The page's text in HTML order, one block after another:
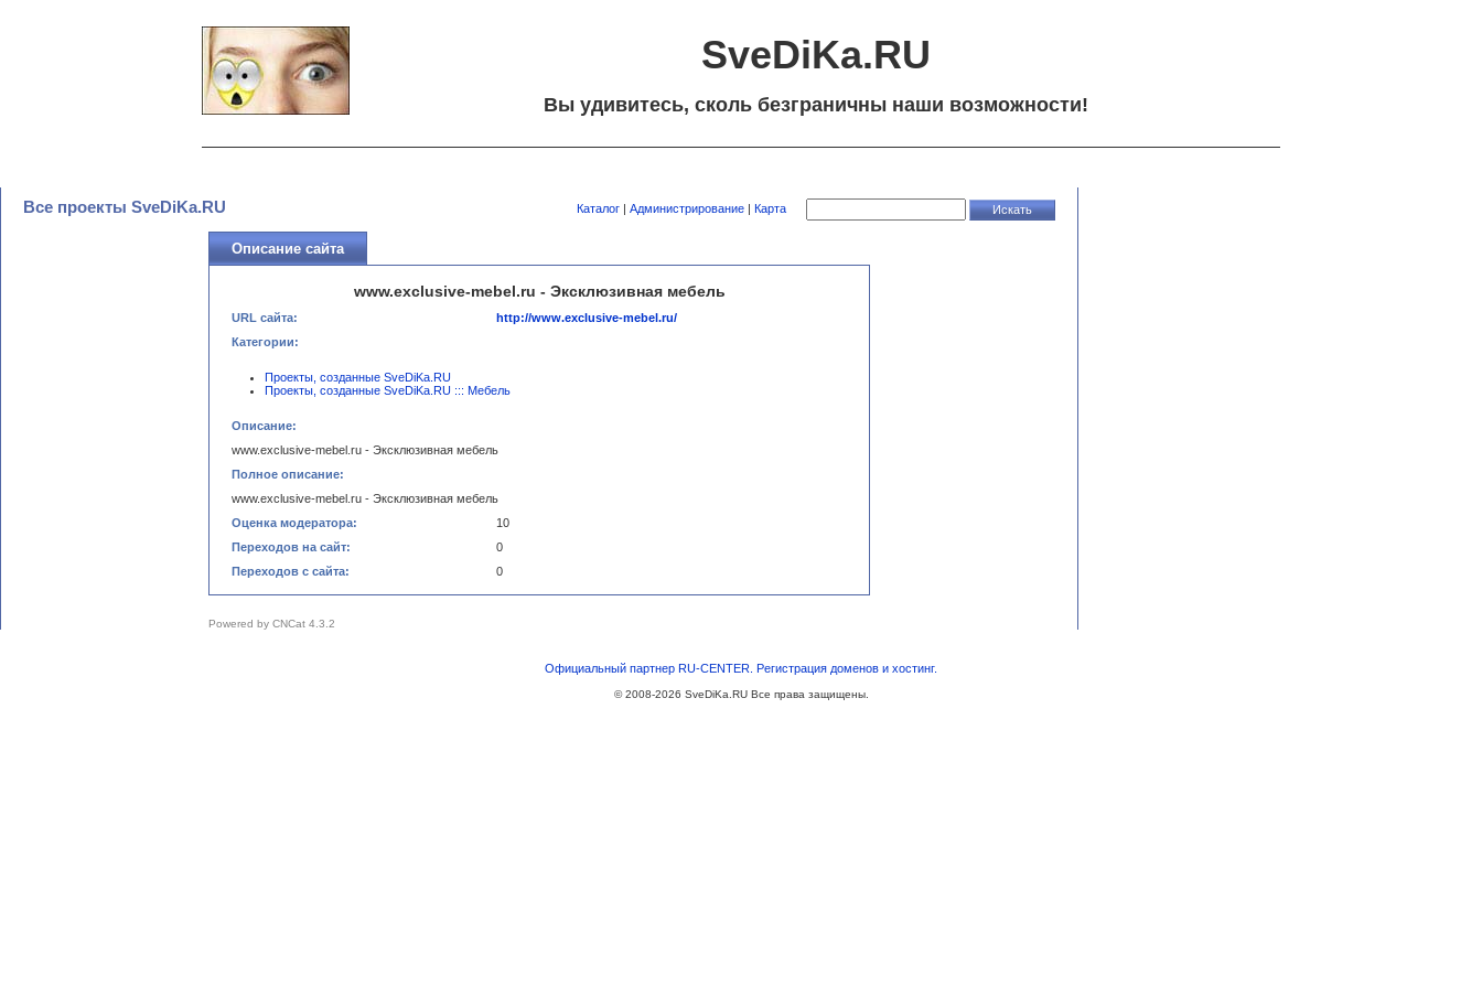
SveDiKa.RU
Вы удивитесь, сколь безграничны наши возможности!
Все проекты SveDiKa.RU Каталог | Администрирование | Карта
Описание сайта
www.exclusive-mebel.ru - Эксклюзивная мебель
URL сайта:
http://www.exclusive-mebel.ru/
Категории:
Проекты, созданные SveDiKa.RU
Проекты, созданные SveDiKa.RU ::: Мебель
Описание:
www.exclusive-mebel.ru - Эксклюзивная мебель
Полное описание:
www.exclusive-mebel.ru - Эксклюзивная мебель
Оценка модератора:
10
Переходов на сайт:
0
Переходов с сайта:
0
Powered by CNCat 4.3.2
Официальный партнер RU-CENTER. Регистрация доменов и хостинг.
© 2008-2026 SveDiKa.RUВсе права защищены.